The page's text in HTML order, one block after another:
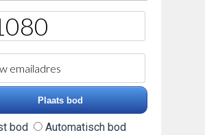
bod Automatisch bod